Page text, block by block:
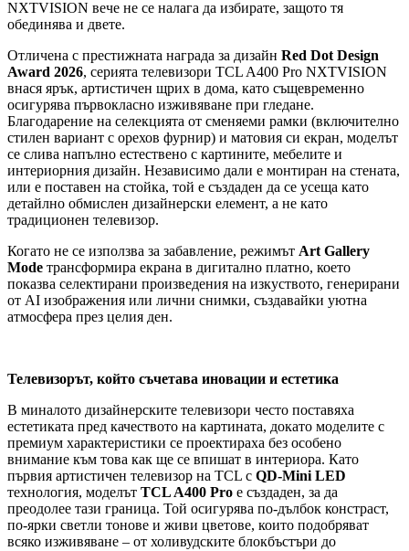
NXTVISION вече не се налага да избирате, защото тя
обединява и двете.
Отличена с престижната награда за дизайн Red Dot Design
Award 2026, серията телевизори TCL A400 Pro NXTVISION
внася ярък, артистичен щрих в дома, като същевременно
осигурява първокласно изживяване при гледане.
Благодарение на селекцията от сменяеми рамки (включително
стилен вариант с орехов фурнир) и матовия си екран, моделът
се слива напълно естествено с картините, мебелите и
интериорния дизайн. Независимо дали е монтиран на стената,
или е поставен на стойка, той е създаден да се усеща като
детайлно обмислен дизайнерски елемент, а не като
традиционен телевизор.
Когато не се използва за забавление, режимът Art Gallery
Mode трансформира екрана в дигитално платно, което
показва селектирани произведения на изкуството, генерирани
от AI изображения или лични снимки, създавайки уютна
атмосфера през целия ден.
Телевизорът, който съчетава иновации и естетика
В миналото дизайнерските телевизори често поставяха
естетиката пред качеството на картината, докато моделите с
премиум характеристики се проектираха без особено
внимание към това как ще се впишат в интериора. Като
първия артистичен телевизор на TCL с QD-Mini LED
технология, моделът TCL A400 Pro е създаден, за да
преодолее тази граница. Той осигурява по-дълбок констраст,
по-ярки светли тонове и живи цветове, които подобряват
всяко изживяване – от холивудските блокбъстъри до